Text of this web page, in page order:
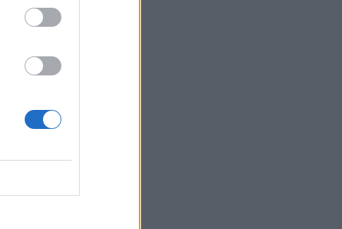
συνάντηση Γιλντιρίμ &
Μπορά αποκαλύπτει την
INSIDE STORIES
παράνομου τζόγου στη
Θεσσαλονίκη
Σταματίνας Τσιμτσιλή!